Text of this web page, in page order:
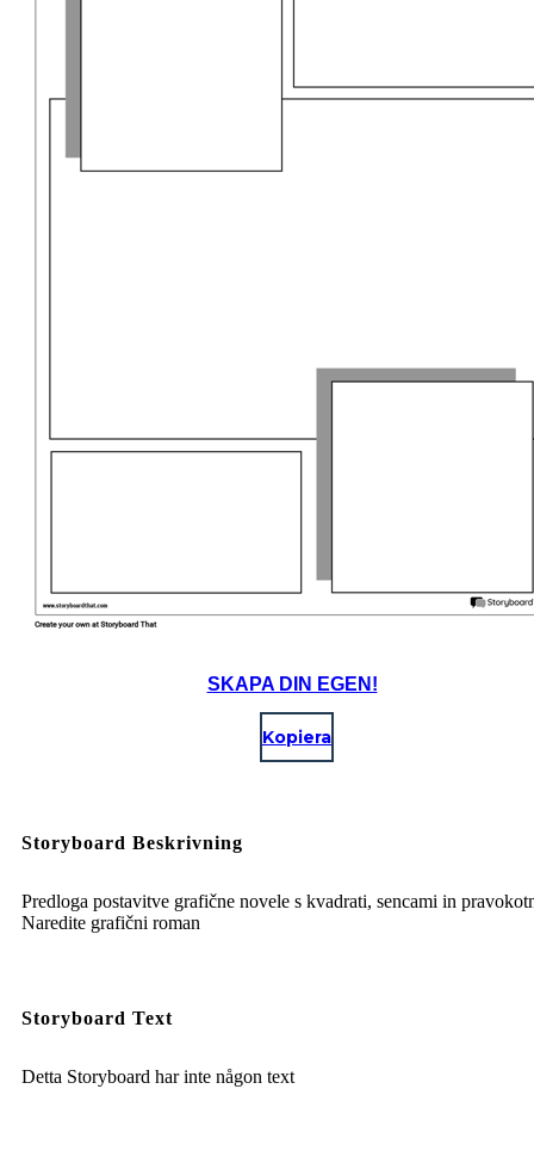
SKAPA DIN EGEN!
Kopiera
Storyboard Beskrivning
Predloga postavitve grafične novele s kvadrati, sencami in
Naredite grafični roman
Storyboard Text
Detta Storyboard har inte någon text